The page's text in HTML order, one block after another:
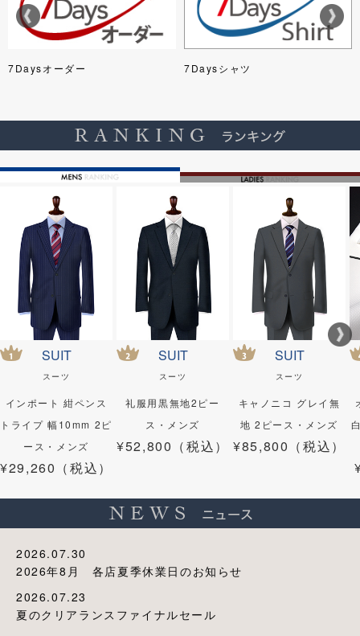
7Daysオーダー 7Daysシャツ
SUIT
スーツ
インポート 紺ペンス
トライプ 幅10mm 2ピ
ース・メンズ
¥29,260（税込）
SUIT
スーツ
礼服用黒無地2ピー
ス・メンズ
¥52,800（税込）
SUIT
スーツ
キャノニコ グレイ無
地 2ピース・メンズ
¥85,800（税込）
2026.07.30
2026年8月 各店夏季休業日のお知らせ
2026.07.23
夏のクリアランスファイナルセール